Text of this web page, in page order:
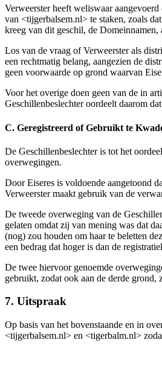
Verweerster heeft weliswaar
van <tijgerbalsem.nl> te staken, zoals
kreeg van dit geschil, de
Los van de vraag of Verweerster als
een rechtmatig belang, aangezien de
geen voorwaarde op grond waarvan
Voor het overige doen geen van de in
Geschillenbeslechter oordeelt daarom
C. Geregistreerd of Gebruikt te
De Geschillenbeslechter is tot het
overwegingen.
Door Eiseres is voldoende aangetoond
Verweerster maakt gebruik van de
De tweede overweging van de
gelaten omdat zij van mening was dat
(nog) zou houden om haar te beletten
een bedrag dat hoger is dan de
De twee hiervoor genoemde
gebruikt, zodat ook aan de derde
7. Uitspraak
Op basis van het bovenstaande en in
<tijgerbalsem.nl> en <tigerbalm.nl>